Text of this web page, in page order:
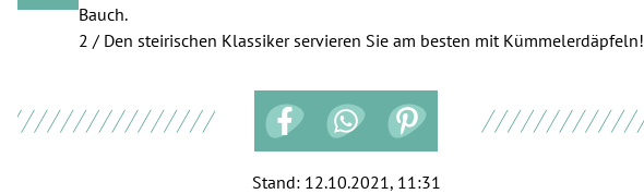
Bauch.
2 / Den steirischen Klassiker servieren Sie am besten mit Kümmelerdäpfeln!
Stand: 12.10.2021, 11:31